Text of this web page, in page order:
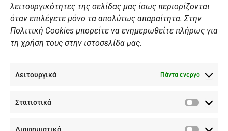
λειτουργικότητες της σελίδας μας ίσως περιορίζονται
όταν επιλέγετε μόνο τα απολύτως απαραίτητα. Στην
Πολιτική Cookies μπορείτε να ενημερωθείτε πλήρως για
τη χρήση τους στην ιστοσελίδα μας.
Λειτουργικά Πάντα ενεργό
Στατιστικά
Πολιτική Ιστοσελίδας
Πολιτική Cookies Iστοσελίδας
Γενική Πολιτική ΝΟΒ
Ενημέρωση Summer Camp
ΕΠΙΚΟΙΝΩΝΊΑ